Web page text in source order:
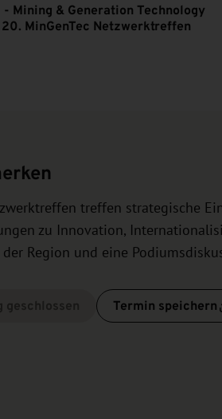
- Mining & Generation Technology
MinGenTec Netzwerktreffen
treffen strategische
zu Innovation,
der Region und eine
Termin speichern